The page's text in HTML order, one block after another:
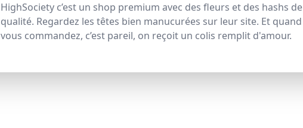
HighSociety c’est un shop premium avec des fleurs et des hashs de
qualité. Regardez les têtes bien manucurées sur leur site. Et quand
vous commandez, c’est pareil, on reçoit un colis remplit d'amour.